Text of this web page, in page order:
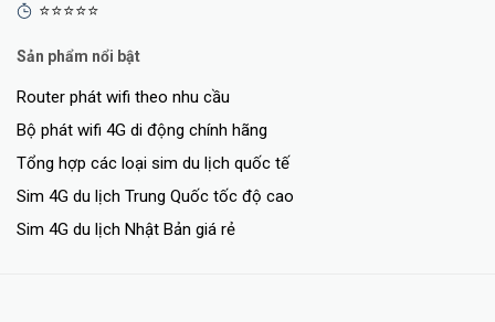
⭐⭐⭐⭐⭐
Sản phẩm nổi bật
Router phát wifi theo nhu cầu
Bộ phát wifi 4G di động chính hãng
Tổng hợp các loại sim du lịch quốc tế
Sim 4G du lịch Trung Quốc tốc độ cao
Sim 4G du lịch Nhật Bản giá rẻ